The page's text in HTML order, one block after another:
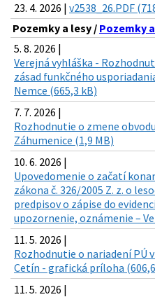
23. 4. 2026 | v2538_26.PDF
Pozemky a lesy / Pozemky
5. 8. 2026 |
Verejná vyhláška -
zásad funkčného
Nemce (665,3 kB)
7. 7. 2026 |
Rozhodnutie o zmene
Záhumenice (1,9 MB)
10. 6. 2026 |
Upovedomenie o začatí
zákona č. 326/2005 Z. z. o
predpisov o zápise do
upozornenie, oznámenie –
11. 5. 2026 |
Rozhodnutie o nariadení PÚ
Cetín - grafická príloha
11. 5. 2026 |